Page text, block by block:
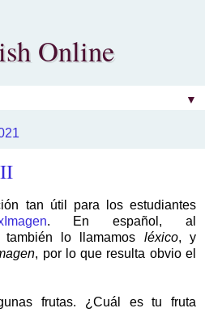
Online
▼
tan útil para los estudiantes
. En español, al
también lo llamamos léxico, y
, por lo que resulta obvio el
frutas. ¿Cuál es tu fruta